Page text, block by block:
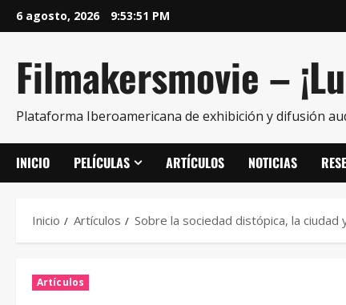
6 agosto, 2026 9:53:52 PM
Filmakersmovie –
Plataforma Iberoamericana de exhibición y difusión
INICIO PELÍCULAS ARTÍCULOS NOTICIAS
Inicio Artículos Sobre la sociedad distópica, la ciudad
Artículos